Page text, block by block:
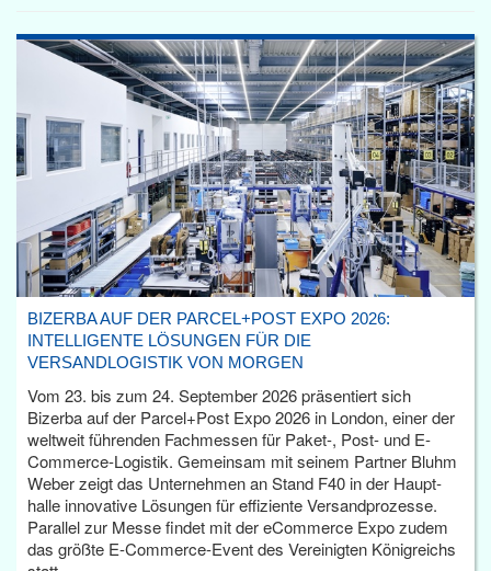
BIZERBA AUF DER PARCEL+POST EXPO 2026:
INTELLIGENTE LÖSUNGEN FÜR DIE
VERSANDLOGISTIK VON MORGEN
Vom 23. bis zum 24. September 2026 präsentiert sich
Bizerba auf der Parcel+Post Expo 2026 in London, einer der
weltweit führenden Fachmessen für Paket-, Post- und E-
Commerce-Logistik. Gemeinsam mit seinem Partner Bluhm
Weber zeigt das Unternehmen an Stand F40 in der Haupt­
halle innovative Lösungen für effiziente Versandprozesse.
Parallel zur Messe findet mit der eCommerce Expo zudem
das größte E-Commerce-Event des Vereinigten Königreichs